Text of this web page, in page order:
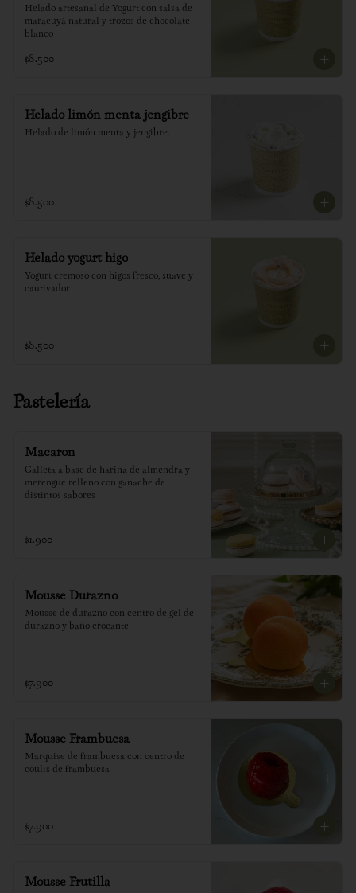
Helado artesanal de Yogurt con salsa de
maracuyá natural y trozos de chocolate
blanco
$8.500
Helado limón menta jengibre
Helado de limón menta y jengibre.
$8.500
Helado yogurt higo
Yogurt cremoso con higos fresco, suave y
cautivador
$8.500
Pastelería
Macaron
Galleta a base de harina de almendra y
merengue relleno con ganache de
distintos sabores
$1.900
Mousse Durazno
Mousse de durazno con centro de gel de
durazno y baño crocante
$7.900
Mousse Frambuesa
Marquise de frambuesa con centro de
coulis de frambuesa
$7.900
Mousse Frutilla